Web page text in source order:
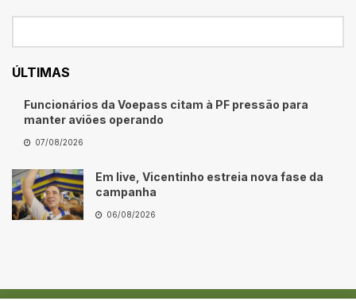
ÚLTIMAS
Funcionários da Voepass citam à PF pressão para
manter aviões operando
07/08/2026
Em live, Vicentinho estreia nova fase da
campanha
06/08/2026